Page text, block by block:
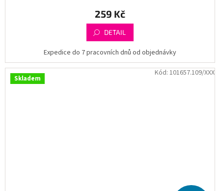
259 Kč
DETAIL
Expedice do 7 pracovních dnů od objednávky
Skladem
Kód: 101657.109/XXX